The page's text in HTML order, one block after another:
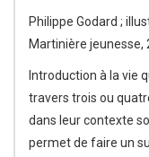
Philippe Godard ;
Martinière jeunesse,
Introduction à la vie
travers trois ou
dans leur contexte
permet de faire un